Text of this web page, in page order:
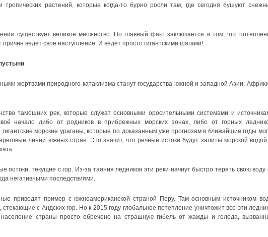
тропических растений, которые когда-то бурно росли там, где сегодня бушуют
существует великое множество. Но главный факт заключается в том, что
причин ведёт своё наступление. И ведёт просто гигантскими шагами!
жертвами природного катаклизма станут государства южной и западной Азии,
тамошних рек, которые служат основными оросительными системами и
начало либо от родников в прибрежных морских зонах, либо от горных
морские ураганы, которые по доказанным уже прогнозам в ближайшие годы
линии южных стран. Это значит, что речные истоки будут залиты морской
потоки, текущие с гор. Из-за таяния ледников эти реки начнут быстро терять свою воду
негативными последствиями.
приводят пример с южноамериканской страной Перу. Там основным источником
с Андских гор. Но к 2015 году глобальное потепление уничтожит все эти
страны просто обречено на страшную гибель от жажды и голода,